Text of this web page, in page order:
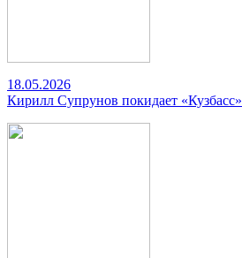
18.05.2026
Кирилл Супрунов покидает «Кузбасс»